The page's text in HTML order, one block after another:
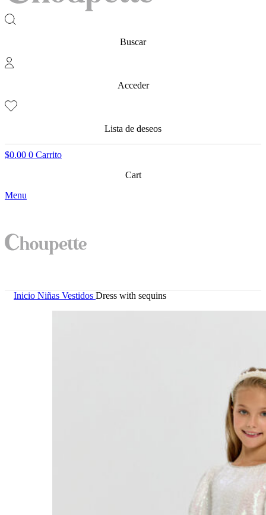
Buscar
Acceder
Lista de deseos
$0.00 0 Carrito
Cart
Menu
Inicio Niñas Vestidos Dress with sequins